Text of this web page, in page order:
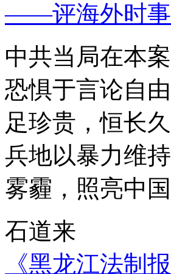
——评海外时事
中共当局在本
恐惧于言论自
足珍贵，恒长
兵地以暴力维
雾霾，照亮中国
石道来
《黑龙江法制